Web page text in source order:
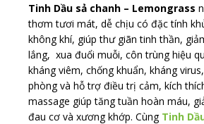
Tinh Dầu sả chanh – Lemongrass
thơm tươi mát, dễ chịu có đặc tính
không khí, giúp thư giãn tinh thần,
lắng, xua đuổi muỗi, côn trùng hiệu
kháng viêm, chống khuẩn, kháng
phòng và hỗ trợ điều trị cảm, kích
massage giúp tăng tuần hoàn máu,
đau cơ và xương khớp. Cùng Tinh